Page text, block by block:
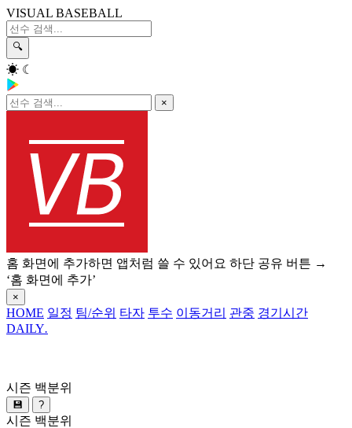
VISUAL BASEBALL
🔍
☀ ☾
×
홈 화면에 추가하면 앱처럼 쓸 수 있어요 하단 공유 버튼 →
‘홈 화면에 추가’
×
HOME 일정 팀/순위 타자 투수 이동거리 관중 경기시간
DAILY.
시즌 백분위
💾 ?
시즌 백분위